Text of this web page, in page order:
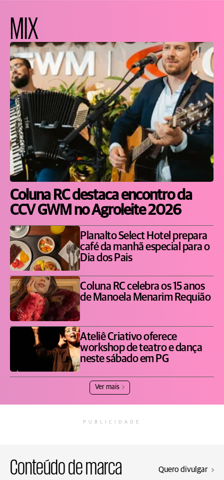
MIX
Coluna RC destaca encontro da
CCV GWM no Agroleite 2026
Planalto Select Hotel prepara
café da manhã especial para o
Dia dos Pais
Coluna RC celebra os 15 anos
de Manoela Menarim Requião
Ateliê Criativo oferece
workshop de teatro e dança
neste sábado em PG
Ver mais
PUBLICIDADE
Conteúdo de marca Quero divulgar